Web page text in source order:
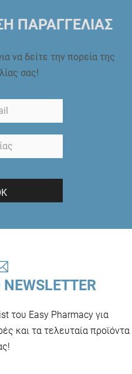
ΠΑΡΑΓΓΕΛΙΑΣ
να δείτε την πορεία της
σας!
του Easy Pharmacy για
και τα τελευταία προϊόντα